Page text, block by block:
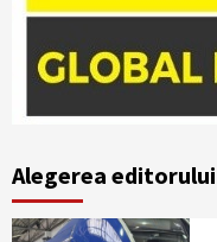
Alegerea editorului